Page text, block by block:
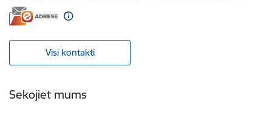
Visi kontakti
Sekojiet mums